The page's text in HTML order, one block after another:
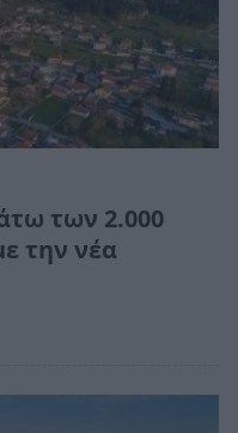
των 2.000
την νέα